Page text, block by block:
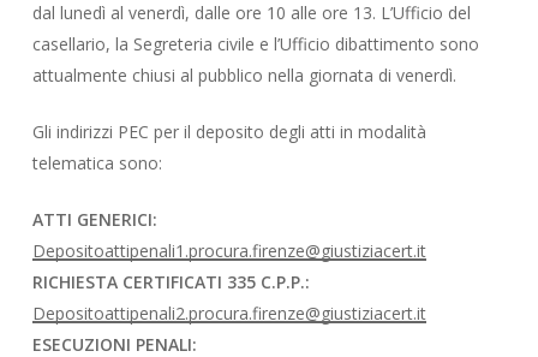
dal lunedì al venerdì, dalle ore 10 alle ore 13. L’Ufficio del
casellario, la Segreteria civile e l’Ufficio dibattimento sono
attualmente chiusi al pubblico nella giornata di venerdì.
Gli indirizzi PEC per il deposito degli atti in modalità
telematica sono:
ATTI GENERICI:
Depositoattipenali1.procura.firenze@giustiziacert.it
RICHIESTA CERTIFICATI 335 C.P.P.:
Depositoattipenali2.procura.firenze@giustiziacert.it
ESECUZIONI PENALI: